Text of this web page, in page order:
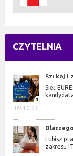
CZYTELNIA
09.10.23
Szukaj i
Sieć
Lubisz
zakresu